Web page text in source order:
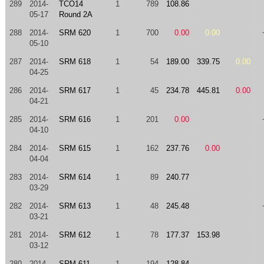
289
2014-
05-17
TCO14
Round 2A
1 789 108.86
288
2014-
05-10
SRM 620 1 700 0.00 0.00
287
2014-
04-25
SRM 618 1 54 189.00 339.75 0.00
286
2014-
04-21
SRM 617 1 45 234.78 445.81 0.00
285
2014-
04-10
SRM 616 1 201 0.00
284
2014-
04-04
SRM 615 1 162 237.76 0.00
283
2014-
03-29
SRM 614 1 89 240.77
282
2014-
03-21
SRM 613 1 48 245.48
281
2014-
03-12
SRM 612 1 78 177.37 153.98